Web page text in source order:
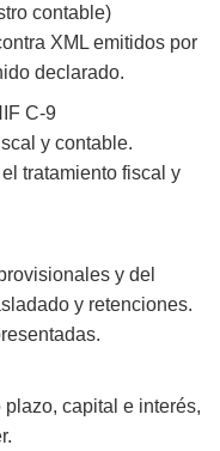
contable)
XML emitidos por
declarado.
C-9
y contable.
tratamiento fiscal y
y del
y retenciones.
capital e interés,